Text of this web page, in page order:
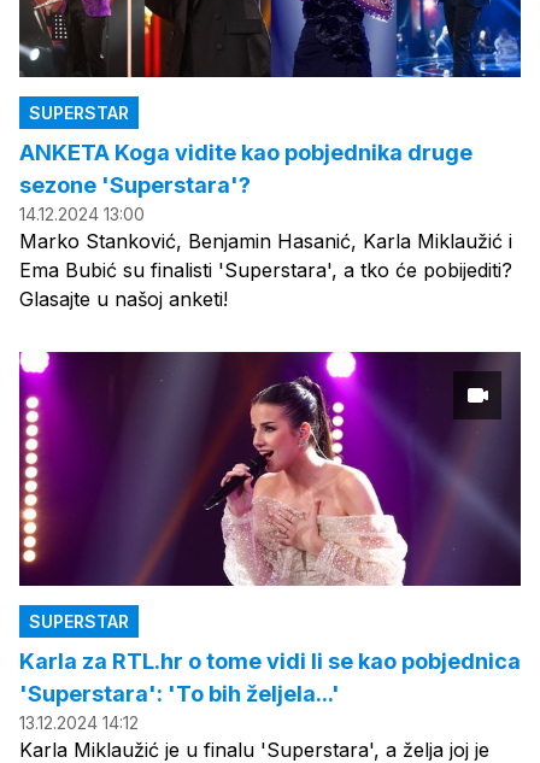
SUPERSTAR
ANKETA Koga vidite kao pobjednika druge
sezone 'Superstara'?
14.12.2024 13:00
Marko Stanković, Benjamin Hasanić, Karla Miklaužić i
Ema Bubić su finalisti 'Superstara', a tko će pobijediti?
Glasajte u našoj anketi!
SUPERSTAR
Karla za RTL.hr o tome vidi li se kao pobjednica
'Superstara': 'To bih željela...'
13.12.2024 14:12
Karla Miklaužić je u finalu 'Superstara', a želja joj je